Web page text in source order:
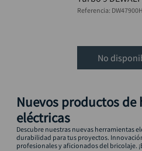
DW47900HP
Referencia:
No
Nuevos productos
eléctricas
Descubre nuestras nuevas herramientas
durabilidad para tus proyectos.
profesionales y aficionados del bricolaje.